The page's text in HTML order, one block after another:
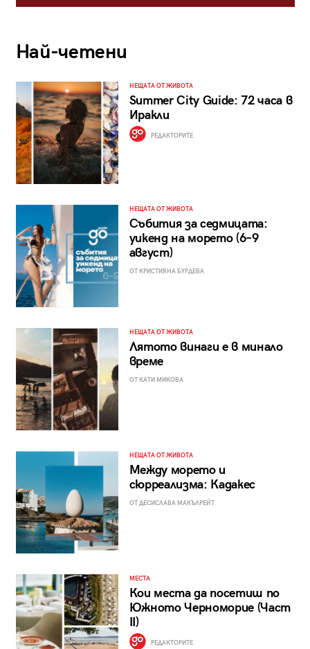
Най-четени
НЕЩАТА ОТ ЖИВОТА
Summer City Guide: 72 часа в
Иракли
РЕДАКТОРИТЕ
НЕЩАТА ОТ ЖИВОТА
Събития за седмицата:
уикенд на морето (6–9
август)
ОТ КРИСТИЯНА БУРДЕВА
НЕЩАТА ОТ ЖИВОТА
Лятото винаги е в минало
време
ОТ КАТИ МИКОВА
НЕЩАТА ОТ ЖИВОТА
Между морето и
сюрреализма: Кадакес
ОТ ДЕСИСЛАВА МАКЪЛРЕЙТ
МЕСТА
Кои места да посетиш по
Южното Черноморие (Част
II)
РЕДАКТОРИТЕ